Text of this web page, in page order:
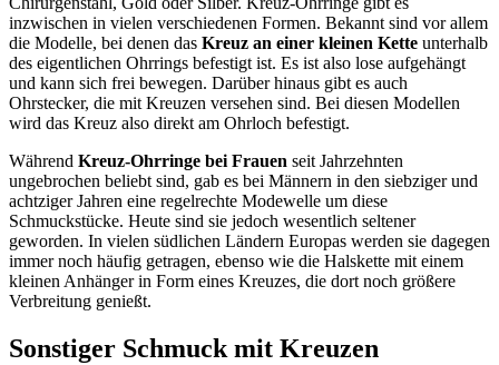
inzwischen in vielen verschiedenen Formen. Bekannt sind vor allem
die Modelle, bei denen das Kreuz an einer kleinen Kette unterhalb
des eigentlichen Ohrrings befestigt ist. Es ist also lose aufgehängt
und kann sich frei bewegen. Darüber hinaus gibt es auch
Ohrstecker, die mit Kreuzen versehen sind. Bei diesen Modellen
wird das Kreuz also direkt am Ohrloch befestigt.
Während Kreuz-Ohrringe bei Frauen seit Jahrzehnten
ungebrochen beliebt sind, gab es bei Männern in den siebziger und
achtziger Jahren eine regelrechte Modewelle um diese
Schmuckstücke. Heute sind sie jedoch wesentlich seltener
geworden. In vielen südlichen Ländern Europas werden sie dagegen
immer noch häufig getragen, ebenso wie die Halskette mit einem
kleinen Anhänger in Form eines Kreuzes, die dort noch größere
Verbreitung genießt.
Sonstiger Schmuck mit Kreuzen